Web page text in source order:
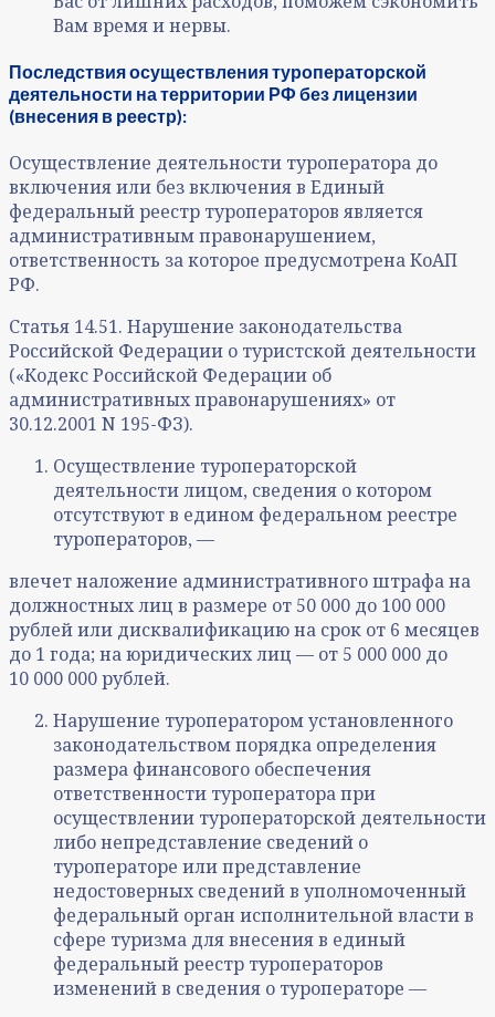
Вам время и нервы.
Последствия осуществления туроператорской
деятельности на территории РФ без лицензии
(внесения в реестр):
Осуществление деятельности туроператора до
включения или без включения в Единый
федеральный реестр туроператоров является
административным правонарушением,
ответственность за которое предусмотрена КоАП
РФ.
Статья 14.51. Нарушение законодательства
Российской Федерации о туристской деятельности
(«Кодекс Российской Федерации об
административных правонарушениях» от
30.12.2001 N 195-ФЗ).
Осуществление туроператорской
деятельности лицом, сведения о котором
отсутствуют в едином федеральном реестре
туроператоров, —
влечет наложение административного штрафа на
должностных лиц в размере от 50 000 до 100 000
рублей или дисквалификацию на срок от 6 месяцев
до 1 года; на юридических лиц — от 5 000 000 до
10 000 000 рублей.
Нарушение туроператором установленного
законодательством порядка определения
размера финансового обеспечения
ответственности туроператора при
осуществлении туроператорской деятельности
либо непредставление сведений о
туроператоре или представление
недостоверных сведений в уполномоченный
федеральный орган исполнительной власти в
сфере туризма для внесения в единый
федеральный реестр туроператоров
изменений в сведения о туроператоре —